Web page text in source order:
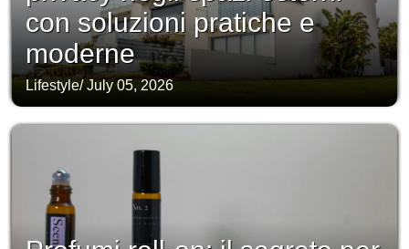
con soluzioni pratiche e
moderne
Lifestyle/July 05, 2026